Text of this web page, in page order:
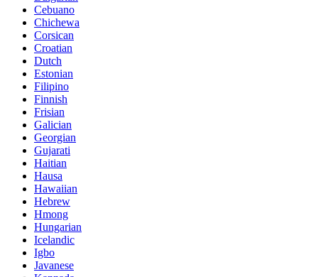
Cebuano
Chichewa
Corsican
Croatian
Dutch
Estonian
Filipino
Finnish
Frisian
Galician
Georgian
Gujarati
Haitian
Hausa
Hawaiian
Hebrew
Hmong
Hungarian
Icelandic
Igbo
Javanese